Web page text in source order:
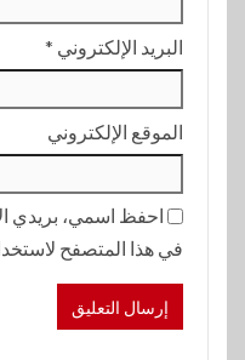
البريد الإلكتروني *
الموقع الإلكتروني
احفظ اسمي، بريدي
في هذا المتصفح